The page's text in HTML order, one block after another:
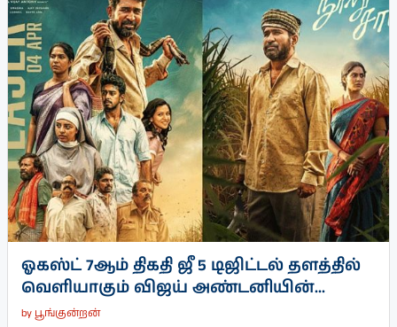
ஓகஸ்ட் 7ஆம் திகதி ஜீ 5 டிஜிட்டல் தளத்தில்
வெளியாகும் விஜய் அண்டனியின்...
by பூங்குன்றன்